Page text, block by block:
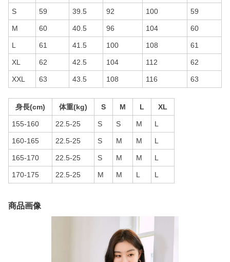
S 59 39.5 92 100 59
M 60 40.5 96 104 60
L 61 41.5 100 108 61
XL 62 42.5 104 112 62
XXL 63 43.5 108 116 63
身長(cm) 体重(kg) S M L XL
155-160 22.5-25 S S M L
160-165 22.5-25 S M M L
165-170 22.5-25 S M M L
170-175 22.5-25 M M L L
商品画像